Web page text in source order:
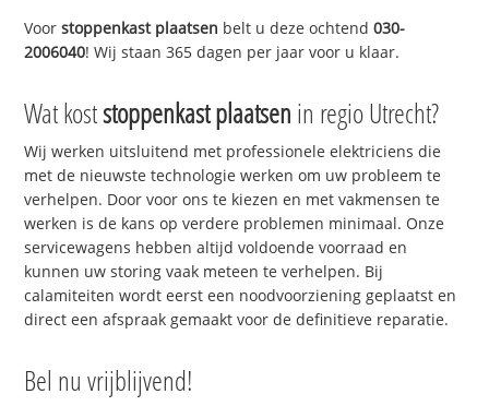
Voorstoppenkast plaatsen belt u deze ochtend030-
2006040! Wij staan 365 dagen per jaar voor u klaar.
Wat koststoppenkast plaatsen in regio Utrecht?
Wij werken uitsluitend met professionele elektriciens die
met de nieuwste technologie werken om uw probleem te
verhelpen. Door voor ons te kiezen en met vakmensen te
werken is de kans op verdere problemen minimaal. Onze
servicewagens hebben altijd voldoende voorraad en
kunnen uw storing vaak meteen te verhelpen. Bij
calamiteiten wordt eerst een noodvoorziening geplaatst en
direct een afspraak gemaakt voor de definitieve reparatie.
Bel nu vrijblijvend!